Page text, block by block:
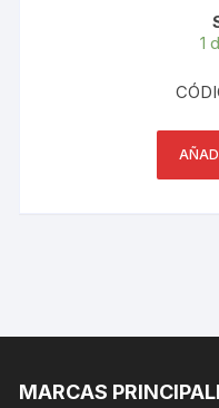
1
MARCAS